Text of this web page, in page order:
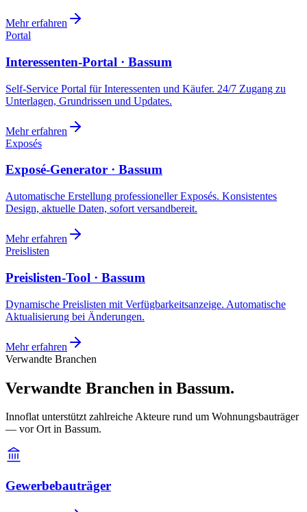
Mehr erfahren
Portal
Interessenten-Portal · Bassum
Self-Service Portal für Interessenten und Käufer. 24/7 Zugang zu
Unterlagen, Grundrissen und Updates.
Mehr erfahren
Exposés
Exposé-Generator · Bassum
Automatische Erstellung professioneller Exposés. Konsistentes
Design, aktuelle Daten, sofort versandbereit.
Mehr erfahren
Preislisten
Preislisten-Tool · Bassum
Dynamische Preislisten mit Verfügbarkeitsanzeige. Automatische
Aktualisierung bei Änderungen.
Mehr erfahren
Verwandte Branchen
Verwandte Branchen in Bassum.
Innoflat unterstützt zahlreiche Akteure rund um Wohnungsbauträger
— vor Ort in Bassum.
Gewerbebauträger